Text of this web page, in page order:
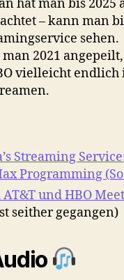
hat man bis 2025
– kann man
sehen.
2021
vielleicht endlich
Streaming
Programming
und HBO
seither gegangen)